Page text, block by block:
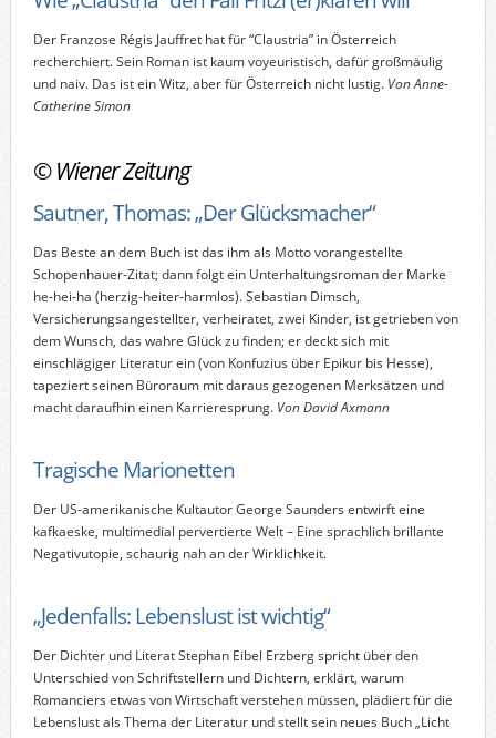
Der Franzose Régis Jauffret hat für “Claustria” in Österreich
recherchiert. Sein Roman ist kaum voyeuristisch, dafür großmäulig
und naiv. Das ist ein Witz, aber für Österreich nicht lustig. Von Anne-
Catherine Simon
©Wiener Zeitung
Sautner, Thomas: „Der Glücksmacher“
Das Beste an dem Buch ist das ihm als Motto vorangestellte
Schopenhauer-Zitat; dann folgt ein Unterhaltungsroman der Marke
he-hei-ha (herzig-heiter-harmlos). Sebastian Dimsch,
Versicherungsangestellter, verheiratet, zwei Kinder, ist getrieben von
dem Wunsch, das wahre Glück zu finden; er deckt sich mit
einschlägiger Literatur ein (von Konfuzius über Epikur bis Hesse),
tapeziert seinen Büroraum mit daraus gezogenen Merksätzen und
macht daraufhin einen Karrieresprung. Von David Axmann
Tragische Marionetten
Der US-amerikanische Kultautor George Saunders entwirft eine
kafkaeske, multimedial pervertierte Welt – Eine sprachlich brillante
Negativutopie, schaurig nah an der Wirklichkeit.
„Jedenfalls: Lebenslust ist wichtig“
Der Dichter und Literat Stephan Eibel Erzberg spricht über den
Unterschied von Schriftstellern und Dichtern, erklärt, warum
Romanciers etwas von Wirtschaft verstehen müssen, plädiert für die
Lebenslust als Thema der Literatur und stellt sein neues Buch „Licht